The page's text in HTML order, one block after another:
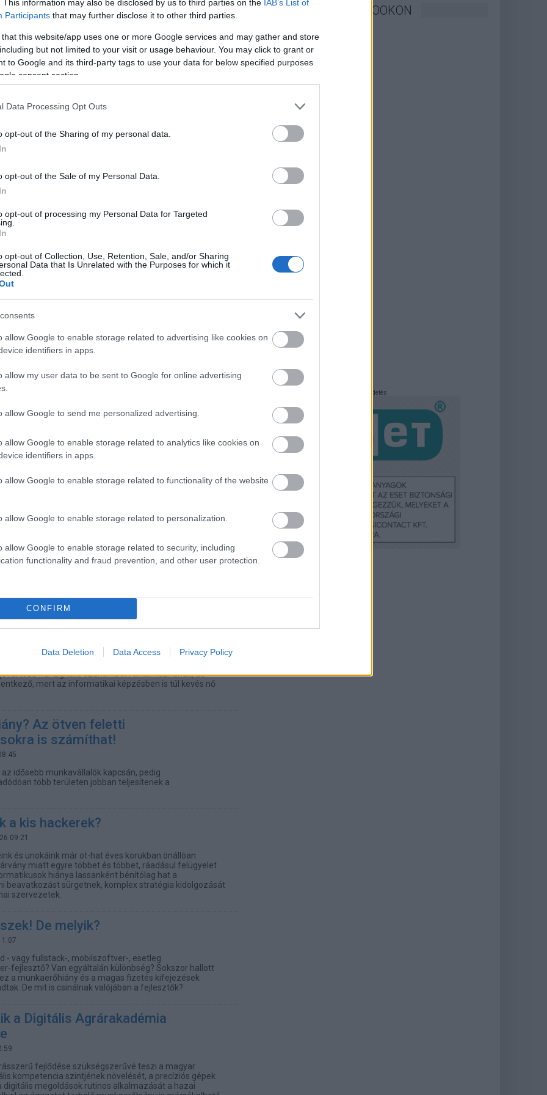
This information may also be disclosed by us to third parties on the IAB’s List of
Participants that may further disclose it to other third parties.
that this website/app uses one or more Google services and may gather and store
but not limited to your visit or usage behaviour. You may click to grant or
to Google and its third-party tags to use your data for below specified purposes
consent section.
Data Processing Opt Outs
opt-out of the Sharing of my personal data.
opt-out of the Sale of my Personal Data.
opt-out of processing my Personal Data for Targeted
opt-out of Collection, Use, Retention, Sale, and/or Sharing
Data that Is Unrelated with the Purposes for which it
allow Google to enable storage related to advertising like cookies on
identifiers in apps.
allow my user data to be sent to Google for online advertising
allow Google to send me personalized advertising.
allow Google to enable storage related to analytics like cookies on
identifiers in apps.
allow Google to enable storage related to functionality of the website
allow Google to enable storage related to personalization.
allow Google to enable storage related to security, including
functionality and fraud prevention, and other user protection.
CONFIRM
Data Deletion Data Access Privacy Policy
07:28
és a munkaerőhiány miatt az AI-infrastruktúrába
komolyabban sújtják.
miért optimisták a technológiai
a technológiai szektort sem kerülte el.
15:41
életében gyakorlatilag mindennapos eset, hogy a
hiánya gátat szab a pénzügyi fejlődésnek.
üzemeltetők fele 2-3 éven belül
bevezetését
egyre fontosabbá válik, hogy olyan technológiai
amelyek enyhítik a munkaerőhiányt.
- ez a Szilícium-völgy új válasza a
a kisebb gyárakban
egy új pénzügyi modellt támogatnak.
új, már kisebb vállalkozásoknak is elérhető, és megoldást
mint a munkaerőhiány és az üzletmenet
informatikai cégek számára női
több női digitális szakembert alkalmaznának, de
mert az informatikai képzésben is túl kevés nő
Az ötven feletti
is számíthat!
idősebb munkavállalók kapcsán, pedig
több területen jobban teljesítenek a
a kis hackerek?
09:21
és unokáink már öt-hat éves korukban önállóan
miatt egyre többet és többet, ráadásul felügyelet
hiánya lassanként bénítólag hat a
beavatkozást sürgetnek, komplex stratégia kidolgozását
szervezetek.
De melyik?
- vagy fullstack-, mobilszoftver-, esetleg
fejlesztő? Van egyáltalán különbség? Sokszor hallott
a munkaerőhiány és a magas fizetés kifejezések
De mit is csinálnak valójában a fejlesztők?
a Digitális Agrárakadémia
fejlődése szükségszerűvé teszi a magyar
kompetencia szintjének növelését, a precíziós gépek
digitális megoldások rutinos alkalmazását a hazai
KÖVESSEN FACEBOOKON
Hirdetés